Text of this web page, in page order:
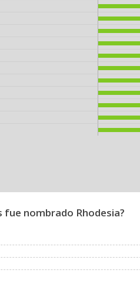
fue nombrado Rhodesia?